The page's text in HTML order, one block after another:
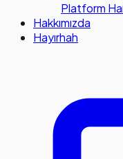
Platform
Hakkımızda
Hayırhah